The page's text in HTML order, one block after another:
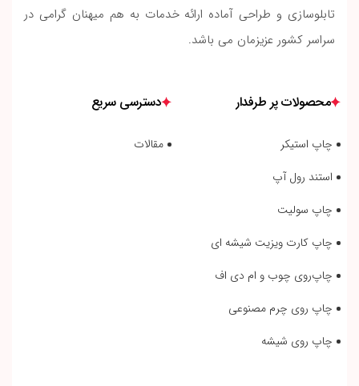
تابلوسازی و طراحی آماده ارائه خدمات به هم میهنان گرامی در
سراسر کشور عزیزمان می باشد.
محصولات پر طرفدار
چاپ استیکر
استند رول آپ
چاپ سولیت
چاپ کارت ویزیت شیشه ای
چاپ‌روی چوب و ام دی اف
چاپ روی چرم مصنوعی
چاپ روی شیشه
دسترسی سریع
مقالات